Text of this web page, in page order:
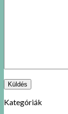
Kategóriák